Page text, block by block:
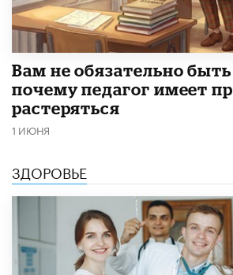
​Вам не обязательно
почему педагог имеет
растеряться
1 ИЮНЯ
ЗДОРОВЬЕ